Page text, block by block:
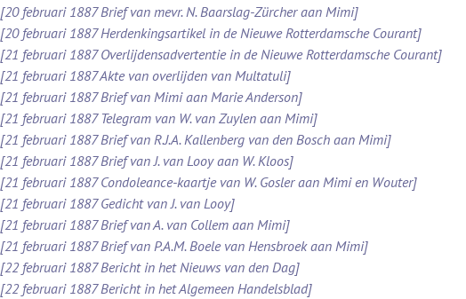
[20 februari 1887 Brief van mevr. N. Baarslag-Zürcher aan Mimi]
[20 februari 1887 Herdenkingsartikel in de Nieuwe Rotterdamsche Courant]
[21 februari 1887 Overlijdensadvertentie in de Nieuwe Rotterdamsche Courant]
[21 februari 1887 Akte van overlijden van Multatuli]
[21 februari 1887 Brief van Mimi aan Marie Anderson]
[21 februari 1887 Telegram van W. van Zuylen aan Mimi]
[21 februari 1887 Brief van R.J.A. Kallenberg van den Bosch aan Mimi]
[21 februari 1887 Brief van J. van Looy aan W. Kloos]
[21 februari 1887 Condoleance-kaartje van W. Gosler aan Mimi en Wouter]
[21 februari 1887 Gedicht van J. van Looy]
[21 februari 1887 Brief van A. van Collem aan Mimi]
[21 februari 1887 Brief van P.A.M. Boele van Hensbroek aan Mimi]
[22 februari 1887 Bericht in het Nieuws van den Dag]
[22 februari 1887 Bericht in het Algemeen Handelsblad]